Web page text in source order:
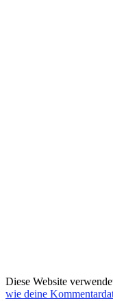
Diese Website
wie deine